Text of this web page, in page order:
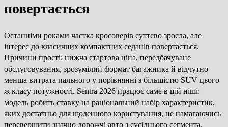
повертається
Останніми роками частка кросоверів суттєво зросла, але
інтерес до класичних компактних седанів повертається.
Причини прості: нижча стартова ціна, передбачуване
обслуговування, зрозумілий формат багажника й відчутно
менша витрата пального у порівнянні з більшістю SUV цього
ж класу потужності. Sentra 2026 працює саме в цій ніші:
модель робить ставку на раціональний набір характеристик,
яких достатньо для щоденного користування, не намагаючись
перевершити значно дорожчі авто з сусіднього сегмента.